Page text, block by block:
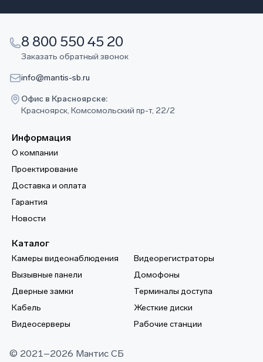
8 800 550 45 20
Заказать обратный звонок
info@mantis-sb.ru
Офис в Красноярске:
Красноярск, Комсомольский пр-т, 22/2
Информация
О компании
Проектирование
Доставка и оплата
Гарантия
Новости
Каталог
Камеры видеонаблюдения
Видеорегистраторы
Вызывные панели
Домофоны
Дверные замки
Терминалы доступа
Кабель
Жесткие диски
Видеосерверы
Рабочие станции
© 2021–2026 Мантис СБ